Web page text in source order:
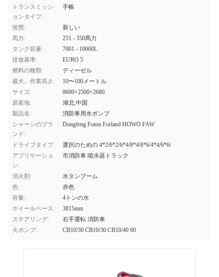
トランスミッシ
ョンタイプ:
手帳
状態:
新しい
馬力:
251 - 350馬力
タンク容量:
7001 - 10000L
排放基準:
EURO 5
燃料の種類:
ディーゼル
最大。作業高さ:
10〜100メートル
サイズ:
8600×2500×2680
原産地:
湖北,中国
製品名:
消防車用水ポンプ
シャーシのブラ
ンド:
Dongfeng Foton Forland HOWO FAW
ドライブタイプ:
選択のための 4*2/6*2/6*4/8*4/8*6/4*4/6*6/
アプリケーショ
ン:
市消防車 噴水器トラック
消火剤:
水タンブーム
色:
赤色
容量:
4トンの水
ホイールベース:
3815mm
ステアリング:
右手運転 消防車
火ポンプ:
CB10/30 CB10/30 CB10/40 60